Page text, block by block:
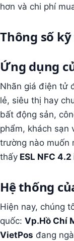
hơn và chi phí
Thông số
Ứng dụng
Nhãn giá điện tử
lẻ, siêu thị hay
bất động sản,
phẩm, khách sạn
trường nào muốn
thấy ESL NFC
Hệ thống
Hiện nay, chúng
quốc: Vp.Hồ Chí
VietPos đang